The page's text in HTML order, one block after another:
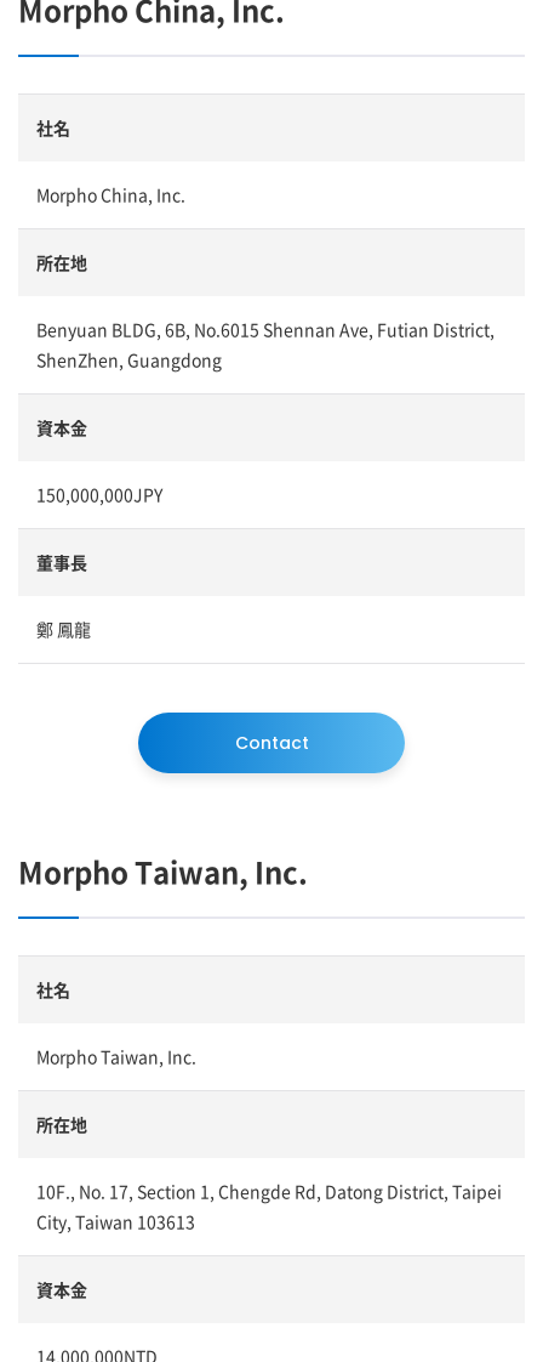
Morpho China, Inc.
社名
Morpho China, Inc.
所在地
Benyuan BLDG, 6B, No.6015 Shennan Ave, Futian District,
ShenZhen, Guangdong
資本金
150,000,000JPY
董事長
鄭 鳳龍
Contact
Morpho Taiwan, Inc.
社名
Morpho Taiwan, Inc.
所在地
10F., No. 17, Section 1, Chengde Rd, Datong District, Taipei
City, Taiwan 103613
資本金
14,000,000NTD